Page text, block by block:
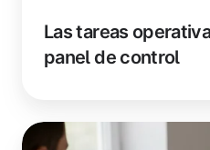
Las tareas
panel de control